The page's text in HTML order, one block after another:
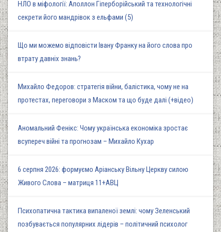
НЛО в міфології: Аполлон Гіперборійський та технологічні
секрети його мандрівок з ельфами (5)
Що ми можемо відповісти Івану Франку на його слова про
втрату давніх знань?
Михайло Федоров: стратегія війни, балістика, чому не на
протестах, переговори з Маском та що буде далі (+відео)
Аномальний Фенікс: Чому українська економіка зростає
всупереч війні та прогнозам – Михайло Кухар
6 серпня 2026: формуємо Аріанську Вільну Церкву силою
Живого Слова – матриця 11+АВЦ
Психопатична тактика випаленої землі: чому Зеленський
позбувається популярних лідерів – політичний психолог